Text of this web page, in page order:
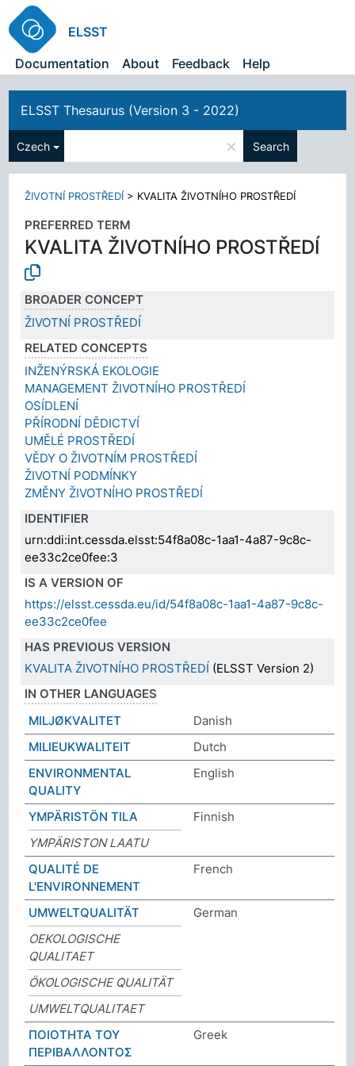
ELSST
Documentation
About Feedback Help
ELSST Thesaurus (Version 3 - 2022)
Czech × Search
ŽIVOTNÍ PROSTŘEDÍ > KVALITA ŽIVOTNÍHO PROSTŘEDÍ
PREFERRED TERM
KVALITA ŽIVOTNÍHO PROSTŘEDÍ
BROADER CONCEPT
ŽIVOTNÍ PROSTŘEDÍ
RELATED CONCEPTS
INŽENÝRSKÁ EKOLOGIE
MANAGEMENT ŽIVOTNÍHO PROSTŘEDÍ
OSÍDLENÍ
PŘÍRODNÍ DĚDICTVÍ
UMĚLÉ PROSTŘEDÍ
VĚDY O ŽIVOTNÍM PROSTŘEDÍ
ŽIVOTNÍ PODMÍNKY
ZMĚNY ŽIVOTNÍHO PROSTŘEDÍ
IDENTIFIER
urn:ddi:int.cessda.elsst:54f8a08c-1aa1-4a87-9c8c-
ee33c2ce0fee:3
IS A VERSION OF
https://elsst.cessda.eu/id/54f8a08c-1aa1-4a87-9c8c-
ee33c2ce0fee
HAS PREVIOUS VERSION
KVALITA ŽIVOTNÍHO PROSTŘEDÍ (ELSST Version 2)
IN OTHER LANGUAGES
MILJØKVALITET
Danish
MILIEUKWALITEIT
Dutch
ENVIRONMENTAL
QUALITY
English
YMPÄRISTÖN TILA
Finnish
YMPÄRISTON LAATU
QUALITÉ DE
L'ENVIRONNEMENT
French
UMWELTQUALITÄT
German
OEKOLOGISCHE
QUALITAET
ÖKOLOGISCHE QUALITÄT
UMWELTQUALITAET
ΠΟΙΟΤΗΤΑ ΤΟΥ
ΠΕΡΙΒΑΛΛΟΝΤΟΣ
Greek